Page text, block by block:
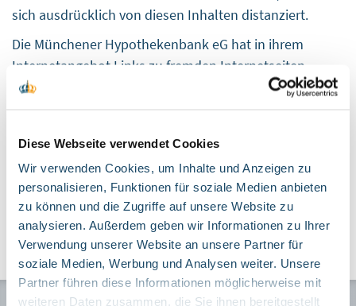
Diese Webseite verwendet Cookies
Wir verwenden Cookies, um Inhalte und Anzeigen zu
personalisieren, Funktionen für soziale Medien anbieten
zu können und die Zugriffe auf unsere Website zu
analysieren. Außerdem geben wir Informationen zu Ihrer
Verwendung unserer Website an unsere Partner für
soziale Medien, Werbung und Analysen weiter. Unsere
Partner führen diese Informationen möglicherweise mit
weiteren Daten zusammen, die Sie ihnen bereitgestellt
sich ausdrücklich von diesen Inhalten distanziert.
Die Münchener Hypothekenbank eG hat in ihrem
Internetangebot Links zu fremden Internetseiten
gelegt. Wir distanzieren uns ausdrücklich von allen
macht sich diese Inhalte nicht zu Eigen. Trotz
sorgfältiger inhaltlicher Kontrolle übernehmen wir
keine Haftung für die Inhalte externer Links. Für den
Inhalt der verlinkten Seiten sind ausschließlich deren
Betreiber verantwortlich.